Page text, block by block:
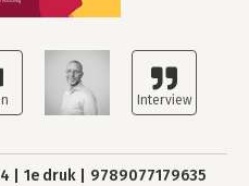
1e druk 9789077179635